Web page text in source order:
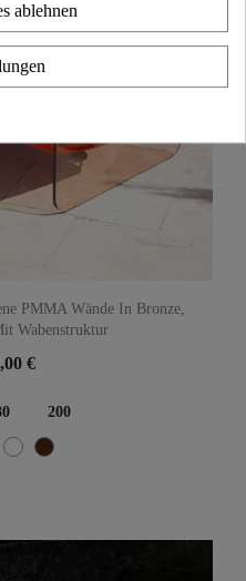
PMMA Wände In Bronze,
Wabenstruktur
€
200
WeißBraun
ablehnen